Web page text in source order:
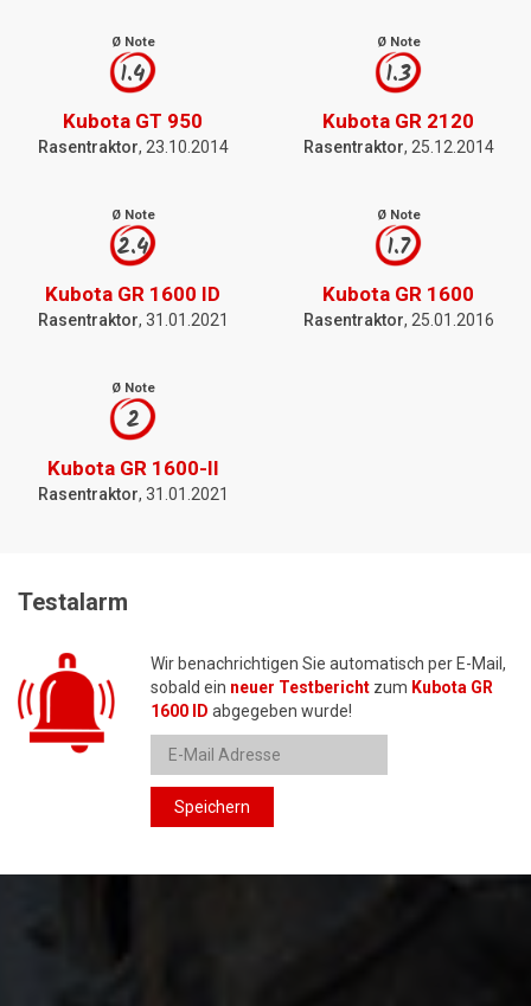
Ø Note
1.4
Kubota GT 950
Rasentraktor, 23.10.2014
Ø Note
1.3
Kubota GR 2120
Rasentraktor, 25.12.2014
Ø Note
2.4
Kubota GR 1600 ID
Rasentraktor, 31.01.2021
Ø Note
1.7
Kubota GR 1600
Rasentraktor, 25.01.2016
Ø Note
2
Kubota GR 1600-II
Rasentraktor, 31.01.2021
Testalarm
Wir benachrichtigen Sie automatisch per E-Mail,
sobald ein neuer Testbericht zum Kubota GR
1600 ID abgegeben wurde!
Speichern